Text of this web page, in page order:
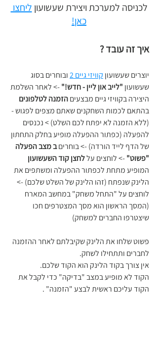
לכניסה למערכת ויצירת שעשועון ליחצו
כאן!
איך זה עובד ?
יוצרים שעשועון קוויזי גיים 2
ובוחרים בסוג
שעשועון "לייב און ליין - חדש!" -> לאחר השלמת
היצירה בקוויזי גיים מבצעים הזמנה לטלפונים
בהתאם לכמות השחקנים שאתם מצפים לפגוש -
(ללא הזמנה לא יפתח לכם השלט) > נכנסים
להפעלה (כפתור ההפעלה מופיע בחלק התחתון
של הדף לייד הורדה) -> בוחרים ב מצב הפעלה
"פשוט" -> לוחצים על לחצן קוד השעשועון
המופיע מתחת לכפתור ההפעלה ומשתפים את
הלינק שנפתח (זהו הלינק של השלט שלכם) ->
לוחצים על "התחל משחק" במחשב המארח
(המסך הראשון הוא מסך המצטרפים חכו
שיצטרפו החברים למשחק)
פשוט שלחו את הלינק שקיבלתם לאחר ההזמנה
לחברים ותתחילו לשחק.
אין צורך בקוד הלינק הוא הקוד שלכם.
הקוד לא מופיע במצב "בדיקה" כדי לקבל את
הקוד עליכם ראשית לבצע "הזמנה" .